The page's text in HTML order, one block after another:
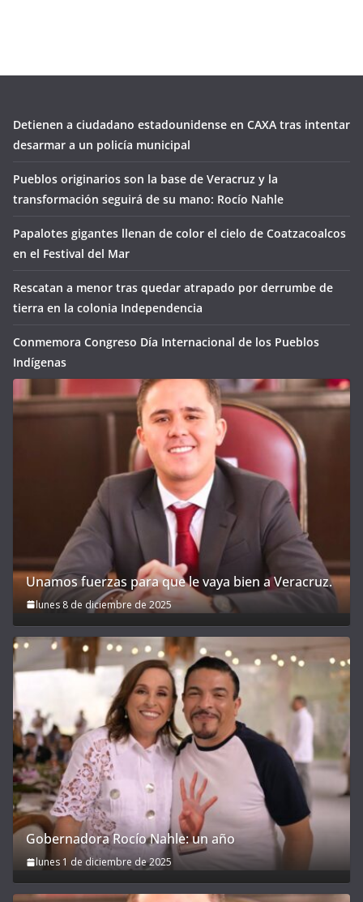
Detienen a ciudadano estadounidense en CAXA tras intentar
desarmar a un policía municipal
Pueblos originarios son la base de Veracruz y la
transformación seguirá de su mano: Rocío Nahle
Papalotes gigantes llenan de color el cielo de Coatzacoalcos
en el Festival del Mar
Rescatan a menor tras quedar atrapado por derrumbe de
tierra en la colonia Independencia
Conmemora Congreso Día Internacional de los Pueblos
Indígenas
Unamos fuerzas para que le vaya bien a Veracruz.
lunes 8 de diciembre de 2025
Gobernadora Rocío Nahle: un año
lunes 1 de diciembre de 2025